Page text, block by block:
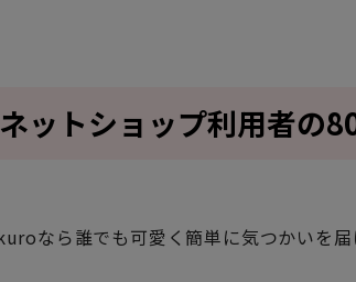
ネットショップ利用者の